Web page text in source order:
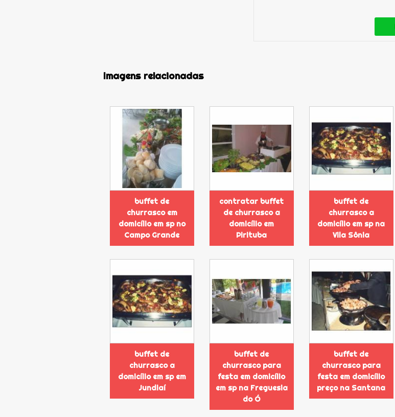
Imagens relacionadas
buffet de
churrasco em
domicílio em sp no
Campo Grande
contratar buffet
de churrasco a
domicílio em
Pirituba
buffet de
churrasco a
domicílio em sp na
Vila Sônia
buffet de
churrasco a
domicílio em sp em
Jundiaí
buffet de
churrasco para
festa em domicílio
em sp na Freguesia
do Ó
buffet de
churrasco para
festa em domicílio
preço na Santana